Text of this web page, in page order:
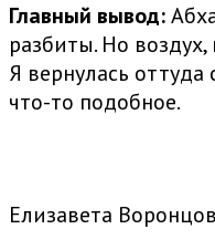
Главный вывод:
разбиты. Но
Я вернулась
что-то подобное.
Елизавета